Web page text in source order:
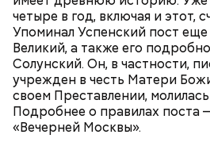
четыре в год, включая и этот,
Упоминал Успенский пост
Великий, а также его
Солунский. Он, в частности,
учрежден в честь Матери
своем Преставлении,
Подробнее о правилах поста
«Вечерней Москвы».
А вскоре после окончания
наступает Спас Ореховый —
Иначе его называют
поскольку по времени он
окончанием жатвы.